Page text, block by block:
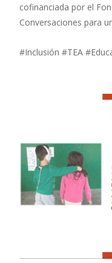
cofinanciada por el
Conversaciones para
#Inclusión #TEA